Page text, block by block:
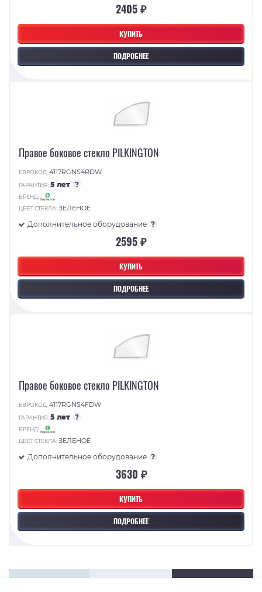
КУПИТЬ
ПОДРОБНЕЕ
2405 ₽
КУПИТЬ
ПОДРОБНЕЕ
Правое боковое стекло PILKINGTON
ЕВРОКОД:4117RGNS4RDW
ГАРАНТИЯ:5 лет ?
БРЕНД:
ЦВЕТ СТЕКЛА:ЗЕЛЕНОЕ
Дополнительное оборудование ?
2595 ₽
КУПИТЬ
ПОДРОБНЕЕ
Правое боковое стекло PILKINGTON
ЕВРОКОД:4117RGNS4FDW
ГАРАНТИЯ:5 лет ?
БРЕНД:
ЦВЕТ СТЕКЛА:ЗЕЛЕНОЕ
Дополнительное оборудование ?
3630 ₽